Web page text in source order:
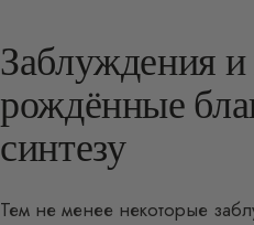
Заблуждения
рождённые
синтезу
Тем не менее некоторые